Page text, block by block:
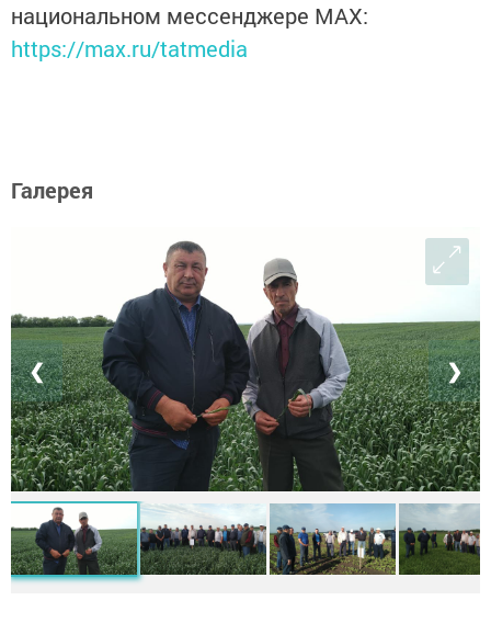
национальном мессенджере MАХ:
https://max.ru/tatmedia
Галерея
❮ ❯